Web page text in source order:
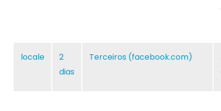
locale
2
dias
Terceiros (facebook.com)